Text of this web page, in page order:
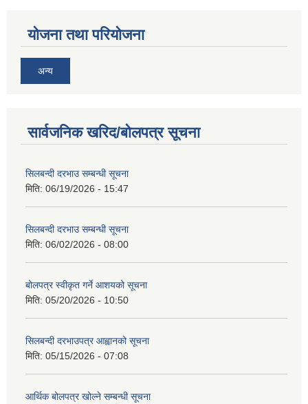
योजना तथा परियोजना
अन्य
सार्वजनिक खरिद/बोलपत्र सूचना
सिलबन्दी दरभाउ सम्बन्धी सूचना
मिति: 06/19/2026 - 15:47
सिलबन्दी दरभाउ सम्बन्धी सूचना
मिति: 06/02/2026 - 08:00
बोलपत्र स्वीकृत गर्ने आशयको सूचना
मिति: 05/20/2026 - 10:50
सिलबन्दी दरभाउपत्र आह्वानको सूचना
मिति: 05/15/2026 - 07:08
आर्थिक बोलपत्र खोल्ने सम्बन्धी सूचना